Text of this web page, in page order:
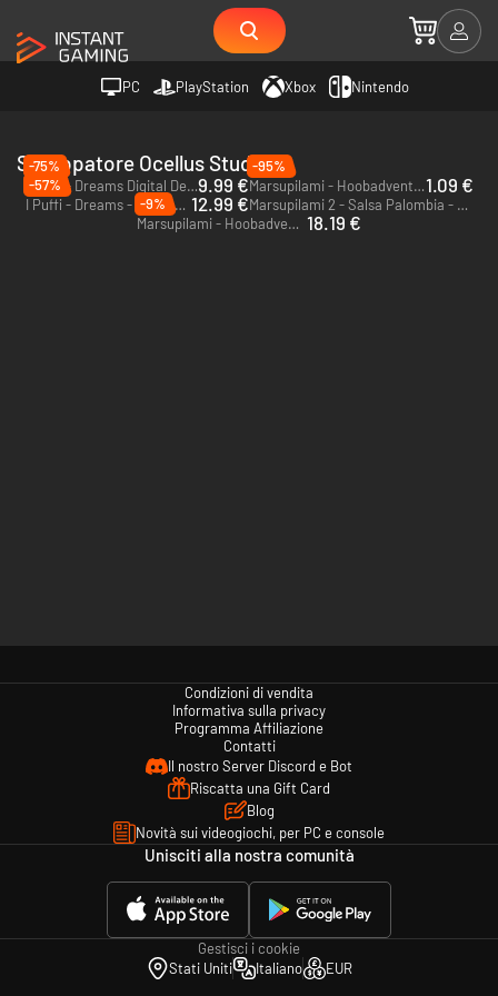
PC PlayStation Xbox Nintendo
Sviluppatore Ocellus Studio
-75%
I Puffi - Dreams Digital Deluxe Edition - PC (Steam)9.99 €
-95%
Marsupilami - Hoobadventure - PC & Mac (Steam)1.09 €
-57%
I Puffi - Dreams - PC (Steam) 12.99 € Marsupilami 2 - Salsa Palombia - PC (Steam)
-9%
Marsupilami - Hoobadventure - Xbox One & Xbox Series X|S 18.19 €
Condizioni di vendita
Informativa sulla privacy
Programma Affiliazione
Contatti
Il nostro Server Discord e Bot
Riscatta una Gift Card
Blog
Novità sui videogiochi, per PC e console
Unisciti alla nostra comunità
Gestisci i cookie
Stati Uniti
Italiano EUR